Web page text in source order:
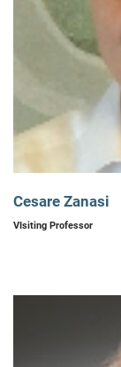
Cesare Zanasi
VIsiting Professor